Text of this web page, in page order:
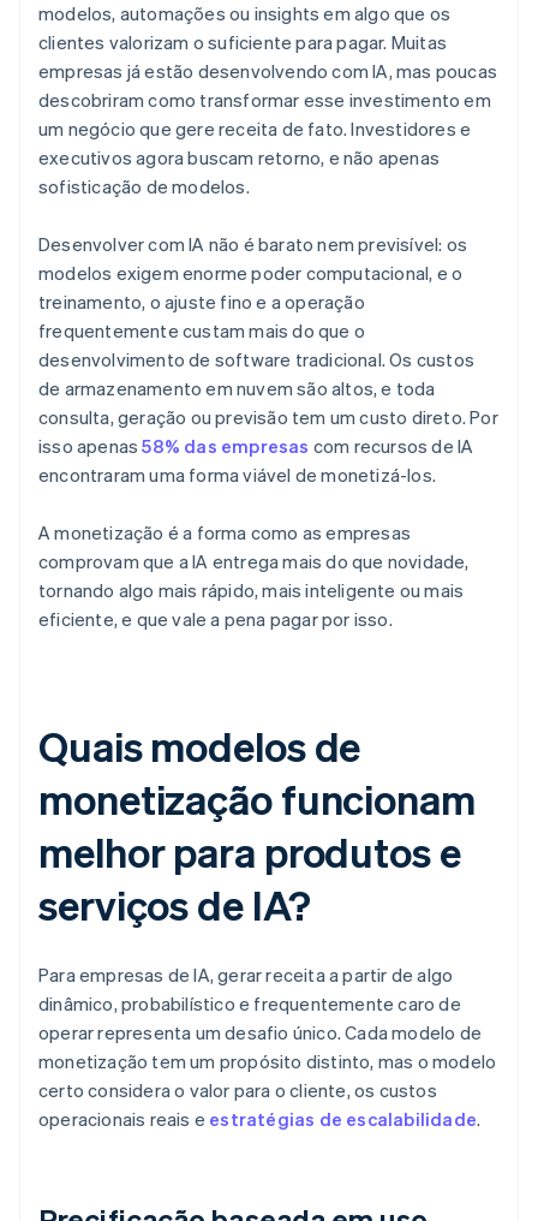
modelos, automações ou insights em algo que os
clientes valorizam o suficiente para pagar. Muitas
empresas já estão desenvolvendo com IA, mas poucas
descobriram como transformar esse investimento em
um negócio que gere receita de fato. Investidores e
executivos agora buscam retorno, e não apenas
sofisticação de modelos.
Desenvolver com IA não é barato nem previsível: os
modelos exigem enorme poder computacional, e o
treinamento, o ajuste fino e a operação
frequentemente custam mais do que o
desenvolvimento de software tradicional. Os custos
de armazenamento em nuvem são altos, e toda
consulta, geração ou previsão tem um custo direto. Por
isso apenas58% das empresas com recursos de IA
encontraram uma forma viável de monetizá-los.
A monetização é a forma como as empresas
comprovam que a IA entrega mais do que novidade,
tornando algo mais rápido, mais inteligente ou mais
eficiente, e que vale a pena pagar por isso.
Quais modelos de
monetização funcionam
melhor para produtos e
serviços de IA?
Para empresas de IA, gerar receita a partir de algo
dinâmico, probabilístico e frequentemente caro de
operar representa um desafio único. Cada modelo de
monetização tem um propósito distinto, mas o modelo
certo considera o valor para o cliente, os custos
operacionais reais e estratégias de escalabilidade.